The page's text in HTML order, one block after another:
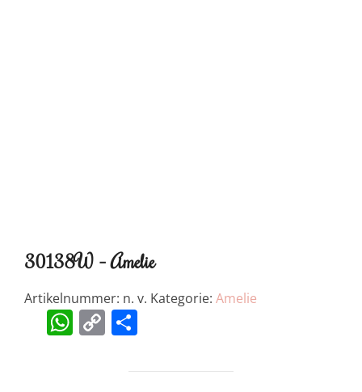
30138W – Amelie
Artikelnummer: n. v. Kategorie: Amelie
W C
le